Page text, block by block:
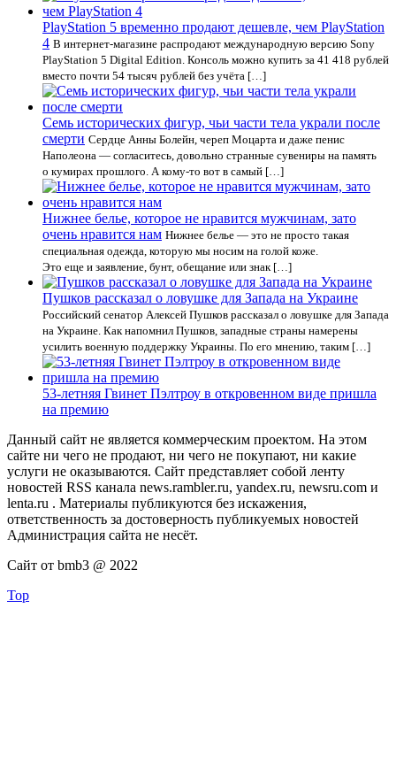
PlayStation 5 временно продают дешевле, чем PlayStation
4 В интернет-магазине распродают международную версию Sony
PlayStation 5 Digital Edition. Консоль можно купить за 41 418 рублей
вместо почти 54 тысяч рублей без учёта […]
Семь исторических фигур, чьи части тела украли после
смерти Сердце Анны Болейн, череп Моцарта и даже пенис
Наполеона — согласитесь, довольно странные сувениры на память
о кумирах прошлого. А кому-то вот в самый […]
Нижнее белье, которое не нравится мужчинам, зато
очень нравится нам Нижнее белье — это не просто такая
специальная одежда, которую мы носим на голой коже.
Это еще и заявление, бунт, обещание или знак […]
Пушков рассказал о ловушке для Запада на Украине
Российский сенатор Алексей Пушков рассказал о ловушке для Запада
на Украине. Как напомнил Пушков, западные страны намерены
усилить военную поддержку Украины. По его мнению, таким […]
53-летняя Гвинет Пэлтроу в откровенном виде пришла
на премию
Данный сайт не является коммерческим проектом. На этом
сайте ни чего не продают, ни чего не покупают, ни какие
услуги не оказываются. Сайт представляет собой ленту
новостей RSS канала news.rambler.ru, yandex.ru, newsru.com и
lenta.ru . Материалы публикуются без искажения,
ответственность за достоверность публикуемых новостей
Администрация сайта не несёт.
Сайт от bmb3 @ 2022
Top